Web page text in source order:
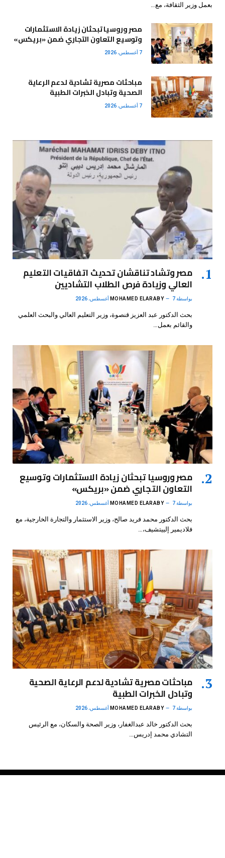
بعمل وزير الثقافة، مع…
مصر وروسيا تبحثان زيادة الاستثمارات
وتوسيع التعاون التجاري ضمن «بريكس»
7 أغسطس، 2026
مباحثات مصرية تشادية لدعم الرعاية
الصحية وتبادل الخبرات الطبية
7 أغسطس، 2026
مصر وتشاد تناقشان تحديث اتفاقيات التعليم
العالي وزيادة فرص الطلاب التشاديين
بواسطة MOHAMED ELARABY 7 أغسطس، 2026
بحث الدكتور عبد العزيز قنصوة، وزير التعليم العالي والبحث العلمي
والقائم بعمل…
مصر وروسيا تبحثان زيادة الاستثمارات وتوسيع
التعاون التجاري ضمن «بريكس»
بواسطة MOHAMED ELARABY 7 أغسطس، 2026
بحث الدكتور محمد فريد صالح، وزير الاستثمار والتجارة الخارجية، مع
فلاديمير إلييتشيف،…
مباحثات مصرية تشادية لدعم الرعاية الصحية
وتبادل الخبرات الطبية
بواسطة MOHAMED ELARABY 7 أغسطس، 2026
بحث الدكتور خالد عبدالغفار، وزير الصحة والسكان، مع الرئيس
التشادي محمد إدريس…